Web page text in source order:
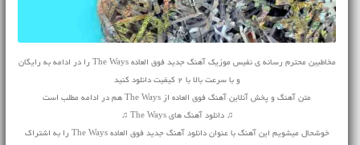
مخاطبین محترم رسانه ی نفیس موزیک آهنگ جدید فوق العاده The Ways را در ادامه به رایگان
و با سرعت بالا با 2 کیفیت دانلود کنید
متن آهنگ و پخش آنلاین آهنگ فوق العاده از The Ways هم در ادامه مطلب است
♫ دانلود آهنگ های The Ways ♫
خوشحال میشویم این آهنگ با عنوان دانلود آهنگ جدید فوق العاده The Ways را به اشتراک